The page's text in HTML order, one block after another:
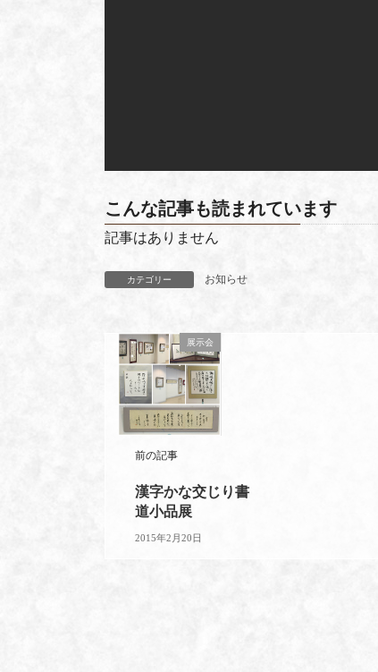
こんな記事も読まれています
記事はありません
カテゴリー お知らせ
展示会
前の記事
漢字かな交じり書
道小品展
2015年2月20日